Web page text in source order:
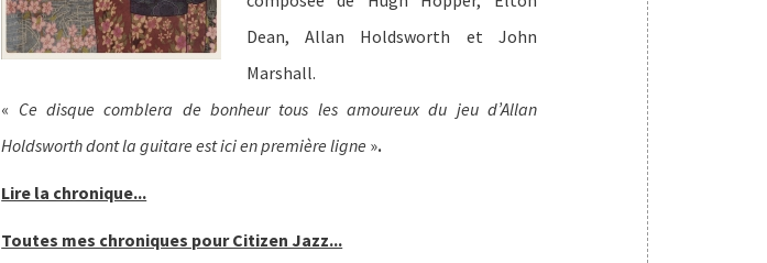
Dean, Allan Holdsworth et John
Marshall.
« Ce disque comblera de bonheur tous les amoureux du jeu d’Allan
Holdsworth dont la guitare est ici en première ligne ».
Lire la chronique...
Toutes mes chroniques pour Citizen Jazz...